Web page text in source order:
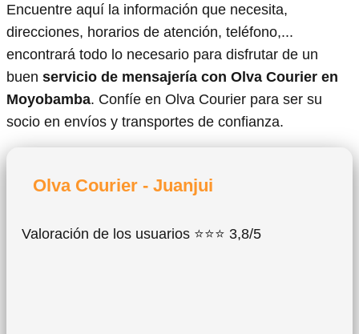
Encuentre aquí la información que necesita,
direcciones, horarios de atención, teléfono,...
encontrará todo lo necesario para disfrutar de un
buen servicio de mensajería con Olva Courier en
Moyobamba. Confíe en Olva Courier para ser su
socio en envíos y transportes de confianza.
Olva Courier - Juanjui
Valoración de los usuarios ⭐⭐⭐ 3,8/5